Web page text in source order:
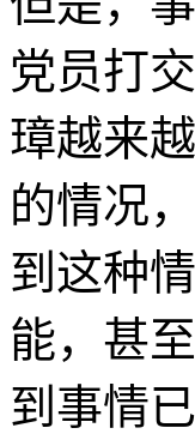
党员打
璋越来
的情况
到这种
能，甚
到事情